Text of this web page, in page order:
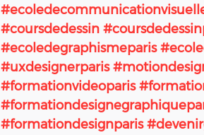
#coursdedessin
#ecoledegraphismeparis
#uxdesignerparis
#formationvideoparis
#formationdesignparis